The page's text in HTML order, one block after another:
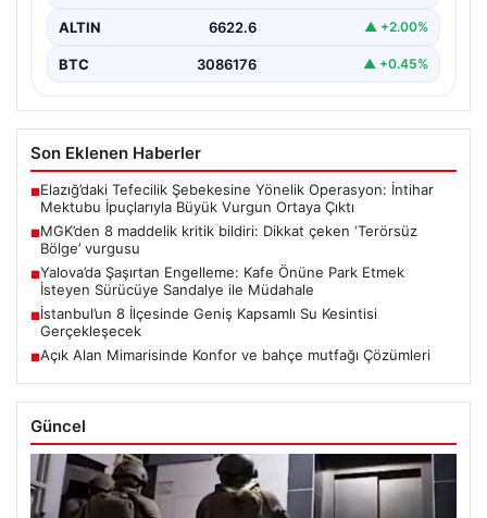
ALTIN 6622.6 ▲ +2.00%
BTC 3086176 ▲ +0.45%
Son Eklenen Haberler
■Elazığ’daki Tefecilik Şebekesine Yönelik Operasyon: İntihar
Mektubu İpuçlarıyla Büyük Vurgun Ortaya Çıktı
■MGK’den 8 maddelik kritik bildiri: Dikkat çeken ‘Terörsüz
Bölge’ vurgusu
■Yalova’da Şaşırtan Engelleme: Kafe Önüne Park Etmek
İsteyen Sürücüye Sandalye ile Müdahale
■İstanbul’un 8 İlçesinde Geniş Kapsamlı Su Kesintisi
Gerçekleşecek
■Açık Alan Mimarisinde Konfor ve bahçe mutfağı Çözümleri
Güncel